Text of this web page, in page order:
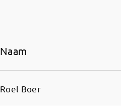
Naam
Roel Boer